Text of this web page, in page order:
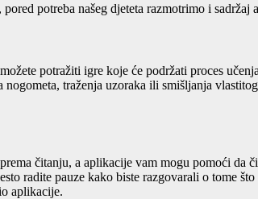
potreba našeg djeteta razmotrimo i
potražiti igre koje će podržati proces
traženja uzoraka ili smišljanja
čitanju, a aplikacije vam mogu pomoći da
radite pauze kako biste razgovarali o tome
aplikacije.